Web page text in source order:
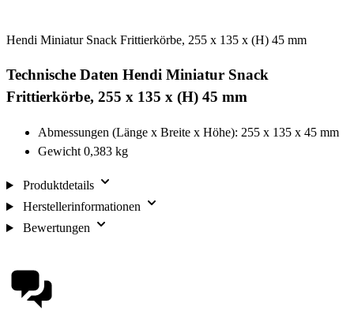
Hendi Miniatur Snack Frittierkörbe, 255 x 135 x (H) 45 mm
Technische Daten Hendi Miniatur Snack
Frittierkörbe, 255 x 135 x (H) 45 mm
Abmessungen (Länge x Breite x Höhe): 255 x 135 x 45 mm
Gewicht 0,383 kg
Produktdetails
Herstellerinformationen
Bewertungen